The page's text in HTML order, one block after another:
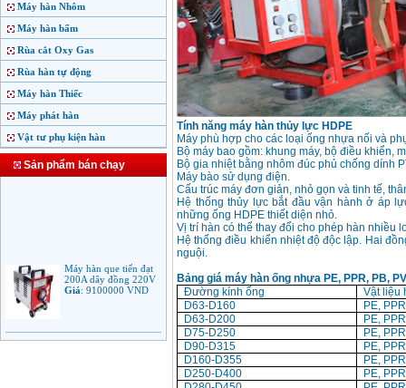
Máy hàn Nhôm
Máy hàn bấm
Rùa cắt Oxy Gas
Rùa hàn tự động
Máy hàn Thiếc
Máy phát hàn
Vật tư phụ kiện hàn
Sản phẩm bán chạy
200A dây đồng 220V
Giá: 9100000VND
Máy hàn que điện tử
Jasic ARC 200 R04
Tính năng máy hàn thủy lực HDPE
Máy phù hợp cho các loại ống nhựa nối và
Bộ máy bao gồm: khung máy, bộ điều khiển,
Bộ gia nhiệt bằng nhôm đúc phủ chống dính
Máy bào sử dụng điện.
Cấu trúc máy đơn giản, nhỏ gọn và tinh tế,
Hệ thống thủy lực bắt đầu vận hành ở áp
những ống HDPE thiết diện nhỏ.
Vị trí hàn có thể thay đổi cho phép hàn nhiều
Hệ thống điều khiển nhiệt độ độc lập. Hai
nguội.
Bảng giá máy hàn ống nhựa PE, PPR, PB,
Đường kính ống
Vật liệu
D63-D160
PE,
D63-D200
PE,
D75-D250
PE,
D90-D315
PE,
D160-D355
PE,
D250-D400
PE,